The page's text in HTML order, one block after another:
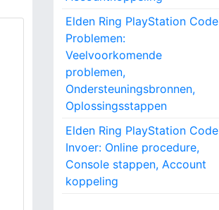
Elden Ring PlayStation Code
Problemen:
Veelvoorkomende
problemen,
Ondersteuningsbronnen,
Oplossingsstappen
Elden Ring PlayStation Code
Invoer: Online procedure,
Console stappen, Account
koppeling